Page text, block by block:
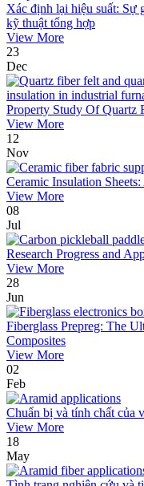
Xác định lại hiệu suất: Sự
kỹ thuật tổng hợp
View More
23
Dec
Property Study Of Quartz
View More
12
Nov
Ceramic Insulation
View More
08
Jul
Research Progress and
View More
28
Jun
Fiberglass Prepreg: The
Composites
View More
02
Feb
Chuẩn bị và tính chất của
View More
18
May